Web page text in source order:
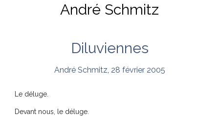
André Schmitz
Diluviennes
André Schmitz, 28 février 2005
Le déluge.
Devant nous, le déluge.